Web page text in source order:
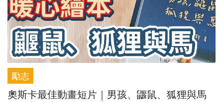
勵志
奧斯卡最佳動畫短片｜男孩、鼴鼠、狐狸與馬